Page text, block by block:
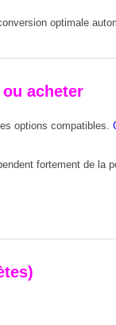
optimale
acheter
options compatibles.
fortement de la